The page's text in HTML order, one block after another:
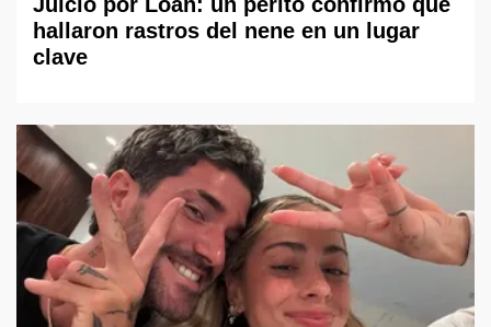
Juicio por Loan: un perito confirmó que
hallaron rastros del nene en un lugar
clave